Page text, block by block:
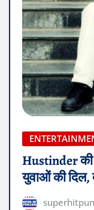
Hustinder की
युवाओं की दिल,